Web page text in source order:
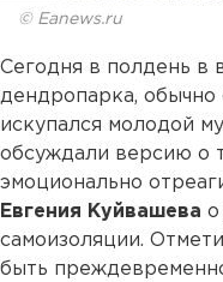
© Eanews.ru
Сегодня в полдень в
дендропарка, обычно
искупался молодой
обсуждали версию о
эмоционально
Евгения Куйвашева о
самоизоляции.
быть